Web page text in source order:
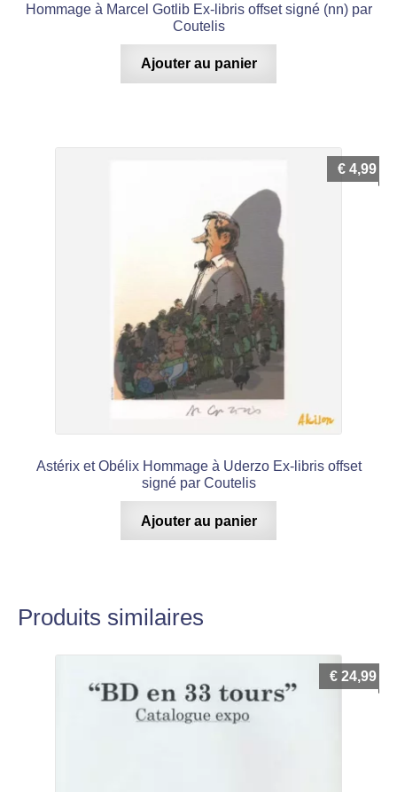
Hommage à Marcel Gotlib Ex-libris offset signé (nn) par
Coutelis
Ajouter au panier
Astérix et Obélix Hommage à Uderzo Ex-libris offset
signé par Coutelis
€ 4,99
Ajouter au panier
Produits similaires
€ 24,99